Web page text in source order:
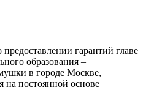
гарантий главе
образования –
в городе Москве,
постоянной основе